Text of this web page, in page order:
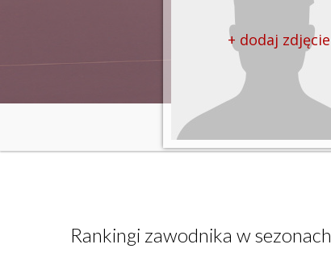
+ dodaj zdjęcie
Rankingi zawodnika w sezonach